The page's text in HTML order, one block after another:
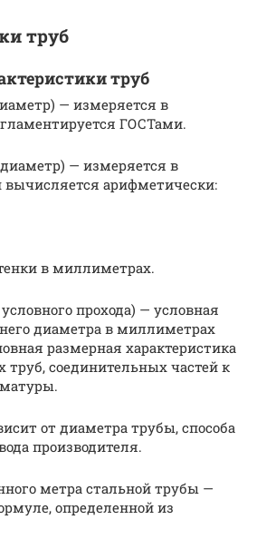
труб
труб
— измеряется в
ГОСТами.
— измеряется в
арифметически:
в миллиметрах.
прохода) — условная
диаметра в миллиметрах
размерная характеристика
труб, соединительных частей к
от диаметра трубы, способа
производителя.
метра стальной трубы —
определенной из